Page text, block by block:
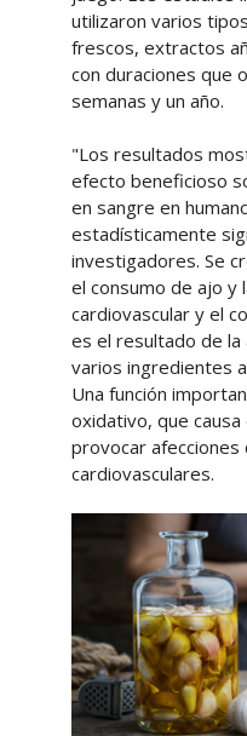
utilizaron varios
frescos, extractos
con duraciones que
semanas y un año.
"Los resultados
efecto beneficioso
en sangre en
estadísticamente
investigadores. Se
el consumo de ajo y
cardiovascular y el
es el resultado de la
varios ingredientes
Una función
oxidativo, que
provocar
cardiovasculares.